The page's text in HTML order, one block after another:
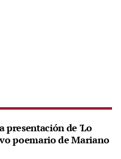
presentación de 'Lo
poemario de Mariano